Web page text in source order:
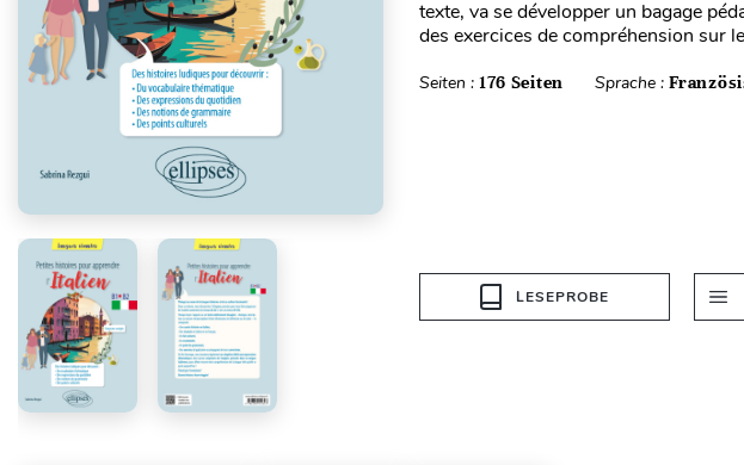
texte, va se développer un bagage
des exercices de compréhension sur
Seiten : 176 Seiten Sprache :
LESEPROBE